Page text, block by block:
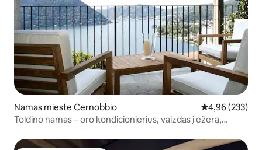
Namas mieste Cernobbio Vidutinis
4,96 (233)
Toldino namas – oro kondicionierius, vaizdas į ežerą,